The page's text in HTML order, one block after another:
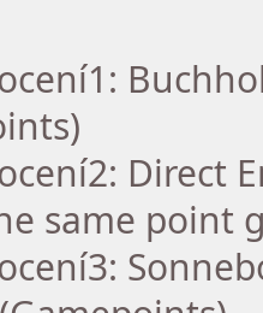
Direct
same point